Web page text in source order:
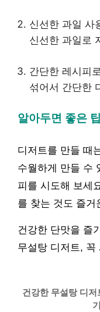
신선한 과일 사
신선한 과일로
간단한 레시피
섞어서 간단한
알아두면 좋은 팁
디저트를 만들 때
수월하게 만들 수
피를 시도해 보세
를 찾는 것도 즐거
건강한 단맛을 즐
무설탕 디저트, 꼭
건강한 무설탕 디